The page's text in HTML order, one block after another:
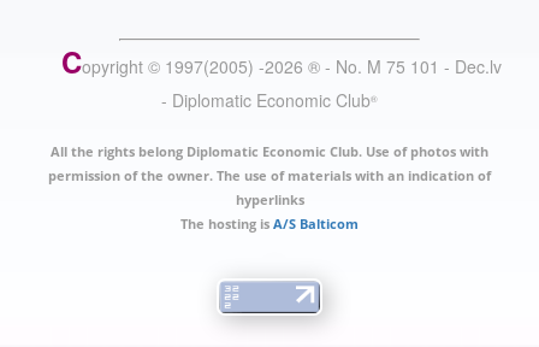
Copyright © 1997(2005) -2026 ® - No. M 75 101 - Dec.lv
- Diplomatic Economic Club®
All the rights belong Diplomatic Economic Club. Use of photos with
permission of the owner. The use of materials with an indication of
hyperlinks
The hosting is A/S Balticom